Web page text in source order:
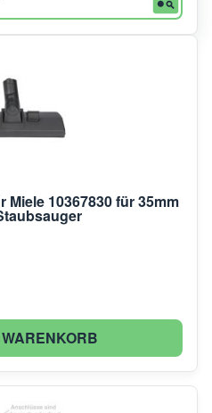
10367830 für 35mm